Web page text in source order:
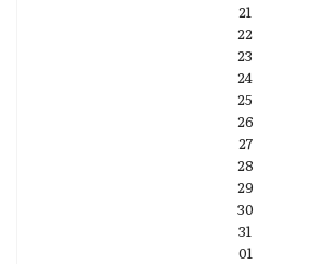
21
22
23
24
25
26
27
28
29
30
31
01